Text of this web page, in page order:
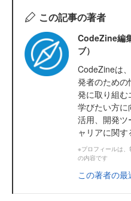
この記事の著者
CodeZine編
ブ）
CodeZineは
発者のための
発に取り組む
学びたい方に
活用、開発ツ
ャリアに関す
※プロフィールは
の内容です
この著者の